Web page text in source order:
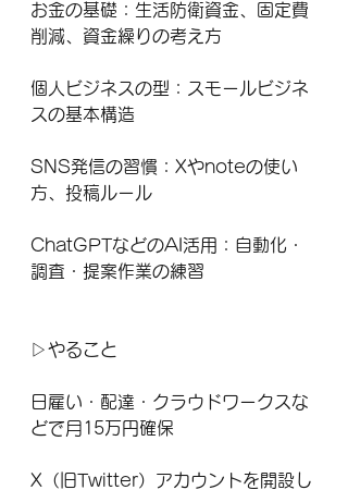
お金の基礎：生活防衛資金、固定費
削減、資金繰りの考え方
個人ビジネスの型：スモールビジネ
スの基本構造
SNS発信の習慣：Xやnoteの使い
方、投稿ルール
ChatGPTなどのAI活用：自動化・
調査・提案作業の練習
▷やること
日雇い・配達・クラウドワークスな
どで月15万円確保
X（旧Twitter）アカウントを開設し